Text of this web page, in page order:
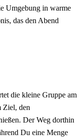
Umgebung in warme
das den Abend
die kleine Gruppe am
Ziel, den
Der Weg dorthin
Du eine Menge